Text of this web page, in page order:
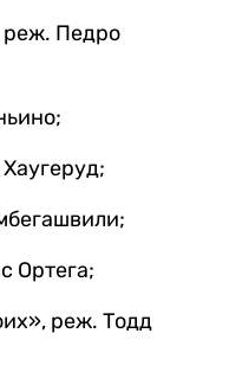
реж. Педро
Ортега;
реж. Тодд